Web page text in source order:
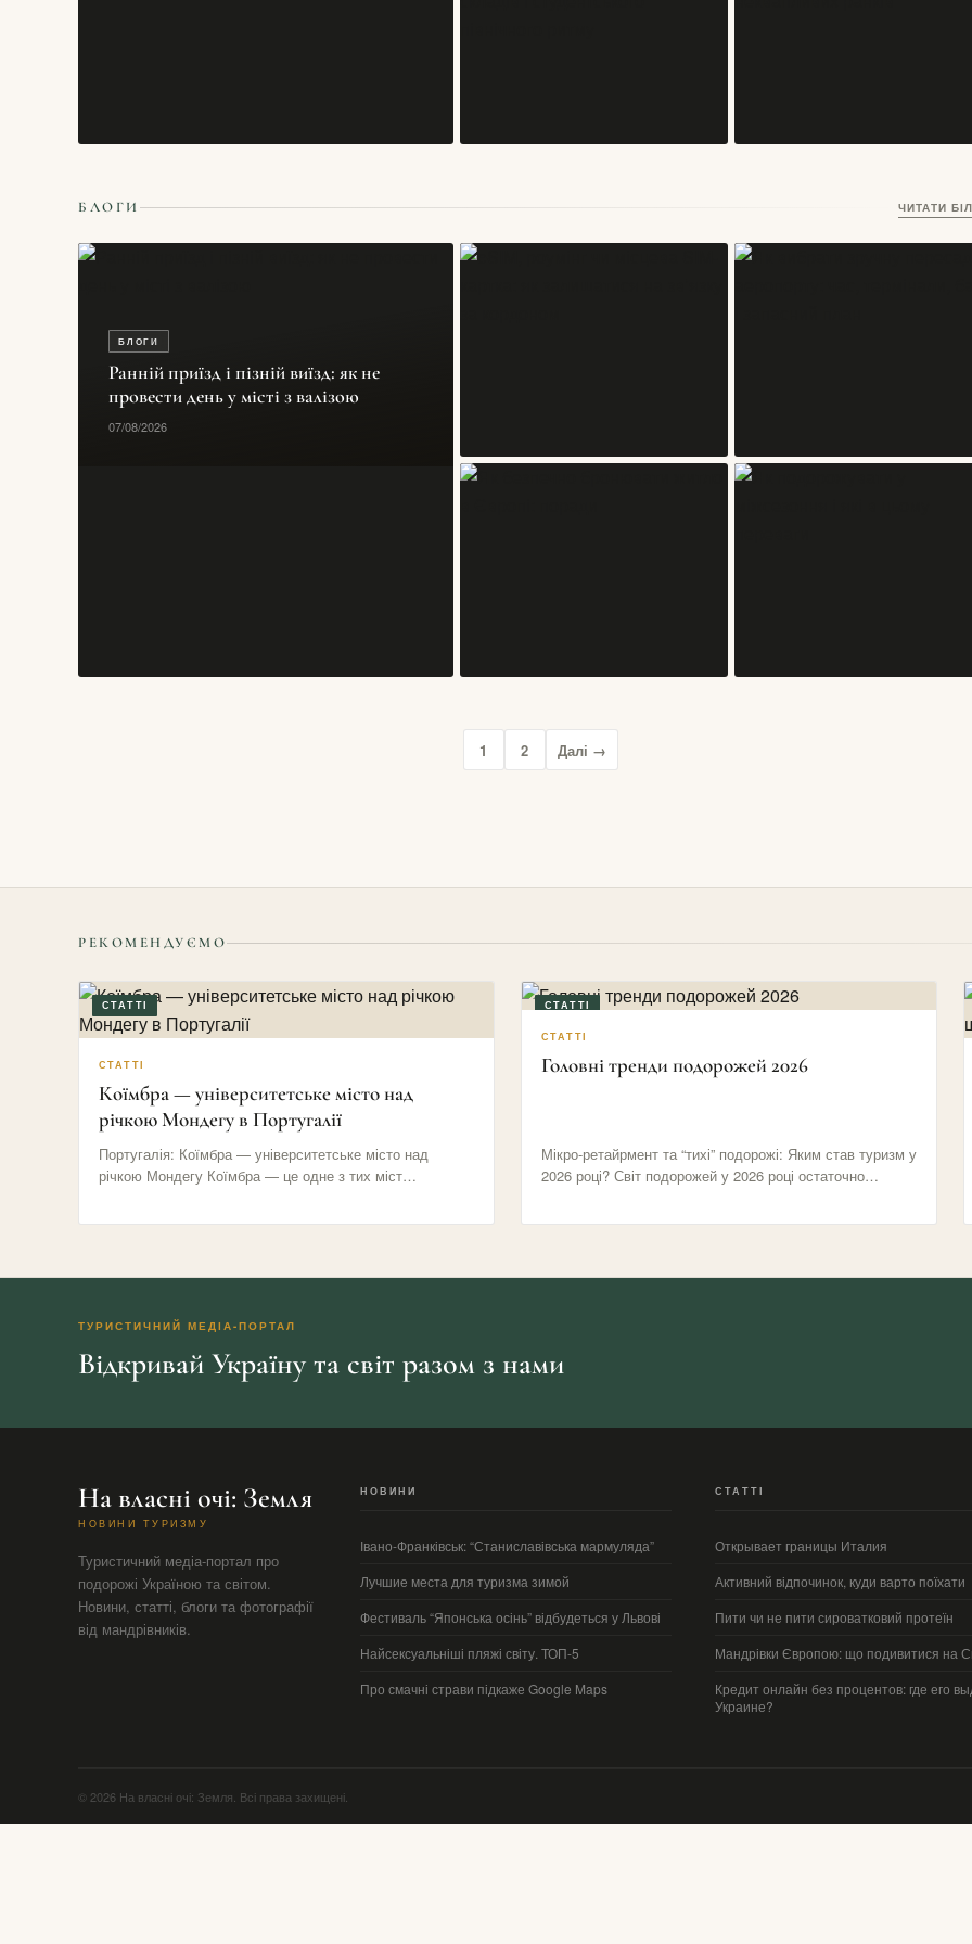
складів і студентського
Ансі, Франція — альпійське
неквапливих ранків
БЛОГИ ЧИТАТИ
БЛОГИ
Ранній приїзд і пізній виїзд: як не
провести день у місті з валізою
07/08/2026
Європі: поради
1 2 Далі →
РЕКОМЕНДУЄМО
СТАТТІ
СТАТТІ
Коїмбра — університетське місто над
річкою Мондегу в Португалії
Португалія: Коїмбра — університетське місто над
річкою Мондегу Коїмбра — це одне з тих міст
СТАТТІ
СТАТТІ
Головні тренди подорожей 2026
Мікро-ретайрмент та “тихі” подорожі: Яким став туризм у
2026 році? Світ подорожей у 2026 році остаточно
ТУРИСТИЧНИЙ МЕДІА-ПОРТАЛ
Відкривай Україну та світ разом з нами
На власні очі: Земля
НОВИНИ ТУРИЗМУ
Туристичний медіа-портал про
подорожі Україною та світом.
Новини, статті, блоги та фотографії
від мандрівників.
НОВИНИ
Івано-Франківськ: “Станиславівська мармуляда”
Лучшие места для туризма зимой
Фестиваль “Японська осінь” відбудеться у Львові
Найсексуальніші пляжі світу. ТОП-5
Про смачні страви підкаже Google Maps
СТАТТІ
Открывает границы Италия
Активний відпочинок, куди варто поїхати
Пити чи не пити сироватковий протеїн
Мандрівки Європою: що подивитися на
Кредит онлайн без процентов: где его
Украине?
© 2026 На власні очі: Земля. Всі права захищені.